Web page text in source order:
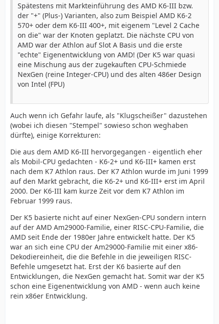
Spätestens mit Markteinführung des AMD K6-III bzw.
der "+" (Plus-) Varianten, also zum Beispiel AMD K6-2
570+ oder dem K6-III 400+, mit eigenem "Level 2 Cache
on die" war der Knoten geplatzt. Die nächste CPU von
AMD war der Athlon auf Slot A Basis und die erste
"echte" Eigenentwicklung von AMD! (Der K5 war quasi
eine Mischung aus der zugekauften CPU-Schmiede
NexGen (reine Integer-CPU) und des alten 486er Design
von Intel (FPU)
Auch wenn ich Gefahr laufe, als "Klugscheißer" dazustehen
(wobei ich diesen "Stempel" sowieso schon weghaben
dürfte), einige Korrekturen:
Die aus dem AMD K6-III hervorgegangen - eigentlich eher
als Mobil-CPU gedachten - K6-2+ und K6-III+ kamen erst
nach dem K7 Athlon raus. Der K7 Athlon wurde im Juni 1999
auf den Markt gebracht, die K6-2+ und K6-III+ erst im April
2000. Der K6-III kam kurze Zeit vor dem K7 Athlon im
Februar 1999 raus.
Der K5 basierte nicht auf einer NexGen-CPU sondern intern
auf der AMD Am29000-Familie, einer RISC-CPU-Familie, die
AMD seit Ende der 1980er Jahre entwickelt hatte. Der K5
war an sich eine CPU der Am29000-Familie mit einer x86-
Dekodiereinheit, die die Befehle in die jeweiligen RISC-
Befehle umgesetzt hat. Erst der K6 basierte auf den
Entwicklungen, die NexGen gemacht hat. Somit war der K5
schon eine Eigenentwicklung von AMD - wenn auch keine
rein x86er Entwicklung.